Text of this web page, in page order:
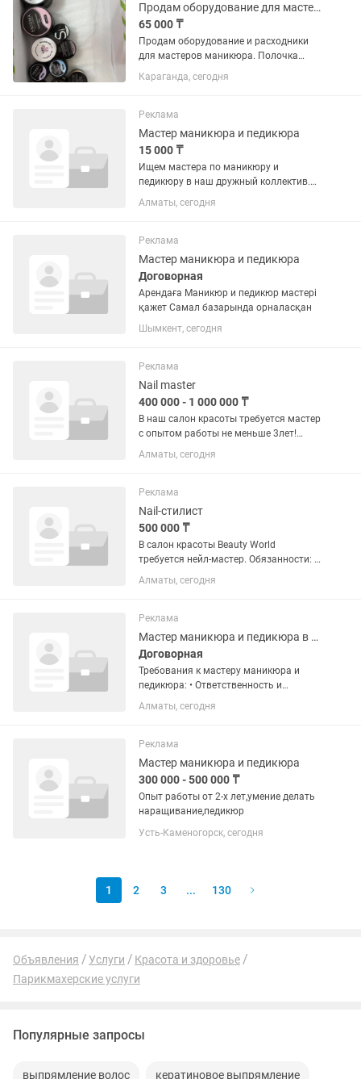
Продам оборудование для мастеров маникюра
65 000 ₸
Продам оборудование и расходники
для мастеров маникюра. Полочка
подвесная для лаков- 5.000. Гель-лаки-
20.000. Гели моделирующие- 10.000.
ногтей-5000. Гелевые типсы для...
Караганда, сегодня
Реклама
Мастер маникюра и педикюра
15 000 ₸
Ищем мастера по маникюру и
педикюру в наш дружный коллектив.
Работаем на % , все расходники ,
материалы от салона, инструменты от
работы. Ответственную,
чистоплотную....
Алматы, сегодня
Реклама
Мастер маникюра и педикюра
Договорная
Арендаға Маникюр и педикюр мастері
қажет Самал базарында орналасқан
Шымкент, сегодня
Реклама
Nail master
400 000 - 1 000 000 ₸
В наш салон красоты требуется мастер
с опытом работы не меньше 3лет!
Новички, не беспокойте пожалуйста!
Алматы, сегодня
Реклама
Nail-стилист
500 000 ₸
В салон красоты Beauty World
требуется нейл-мастер. Обязанности: •
Выполнение маникюра • Выполнение
педикюра • Наращивание ногтей
– 22:00 • График: 2/2 •...
Алматы, сегодня
Реклама
Мастер маникюра и педикюра в салоне красоты
Договорная
Требования к мастеру маникюра и
педикюра: • Ответственность и
пунктуальность. • Аккуратность и
соблюдение чистоты рабочего места. •
Качественное выполнение работы. •...
Алматы, сегодня
Реклама
Мастер маникюра и педикюра
300 000 - 500 000 ₸
Опыт работы от 2-х лет,умение делать
наращивание,педикюр
Усть-Каменогорск, сегодня
1 2 3 ... 130
Объявления Услуги
Красота и здоровье
Парикмахерские услуги
Популярные запросы
выпрямление волос кератиновое выпрямление